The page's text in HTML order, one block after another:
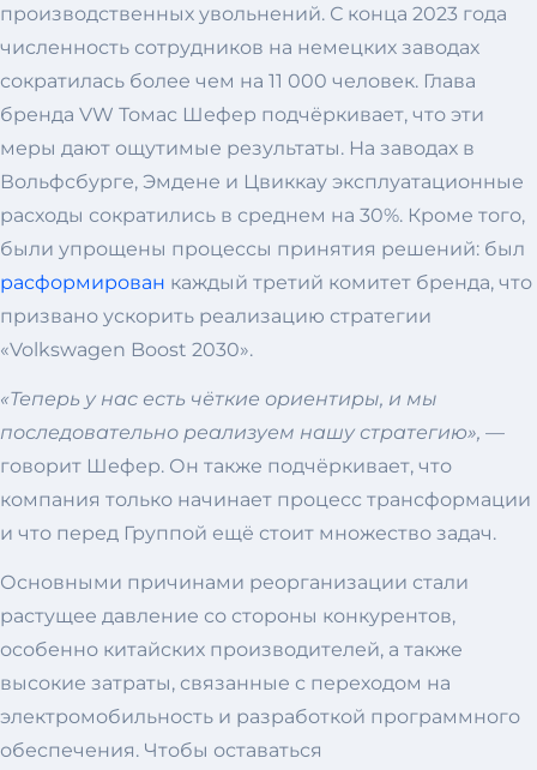
производственных увольнений. С конца 2023 года
численность сотрудников на немецких заводах
сократилась более чем на 11 000 человек. Глава
бренда VW Томас Шефер подчёркивает, что эти
меры дают ощутимые результаты. На заводах в
Вольфсбурге, Эмдене и Цвиккау эксплуатационные
расходы сократились в среднем на 30%. Кроме того,
были упрощены процессы принятия решений: был
расформирован каждый третий комитет бренда, что
призвано ускорить реализацию стратегии
«Volkswagen Boost 2030».
«Теперь у нас есть чёткие ориентиры, и мы
последовательно реализуем нашу стратегию», —
говорит Шефер. Он также подчёркивает, что
компания только начинает процесс трансформации
и что перед Группой ещё стоит множество задач.
Основными причинами реорганизации стали
растущее давление со стороны конкурентов,
особенно китайских производителей, а также
высокие затраты, связанные с переходом на
электромобильность и разработкой программного
обеспечения. Чтобы оставаться